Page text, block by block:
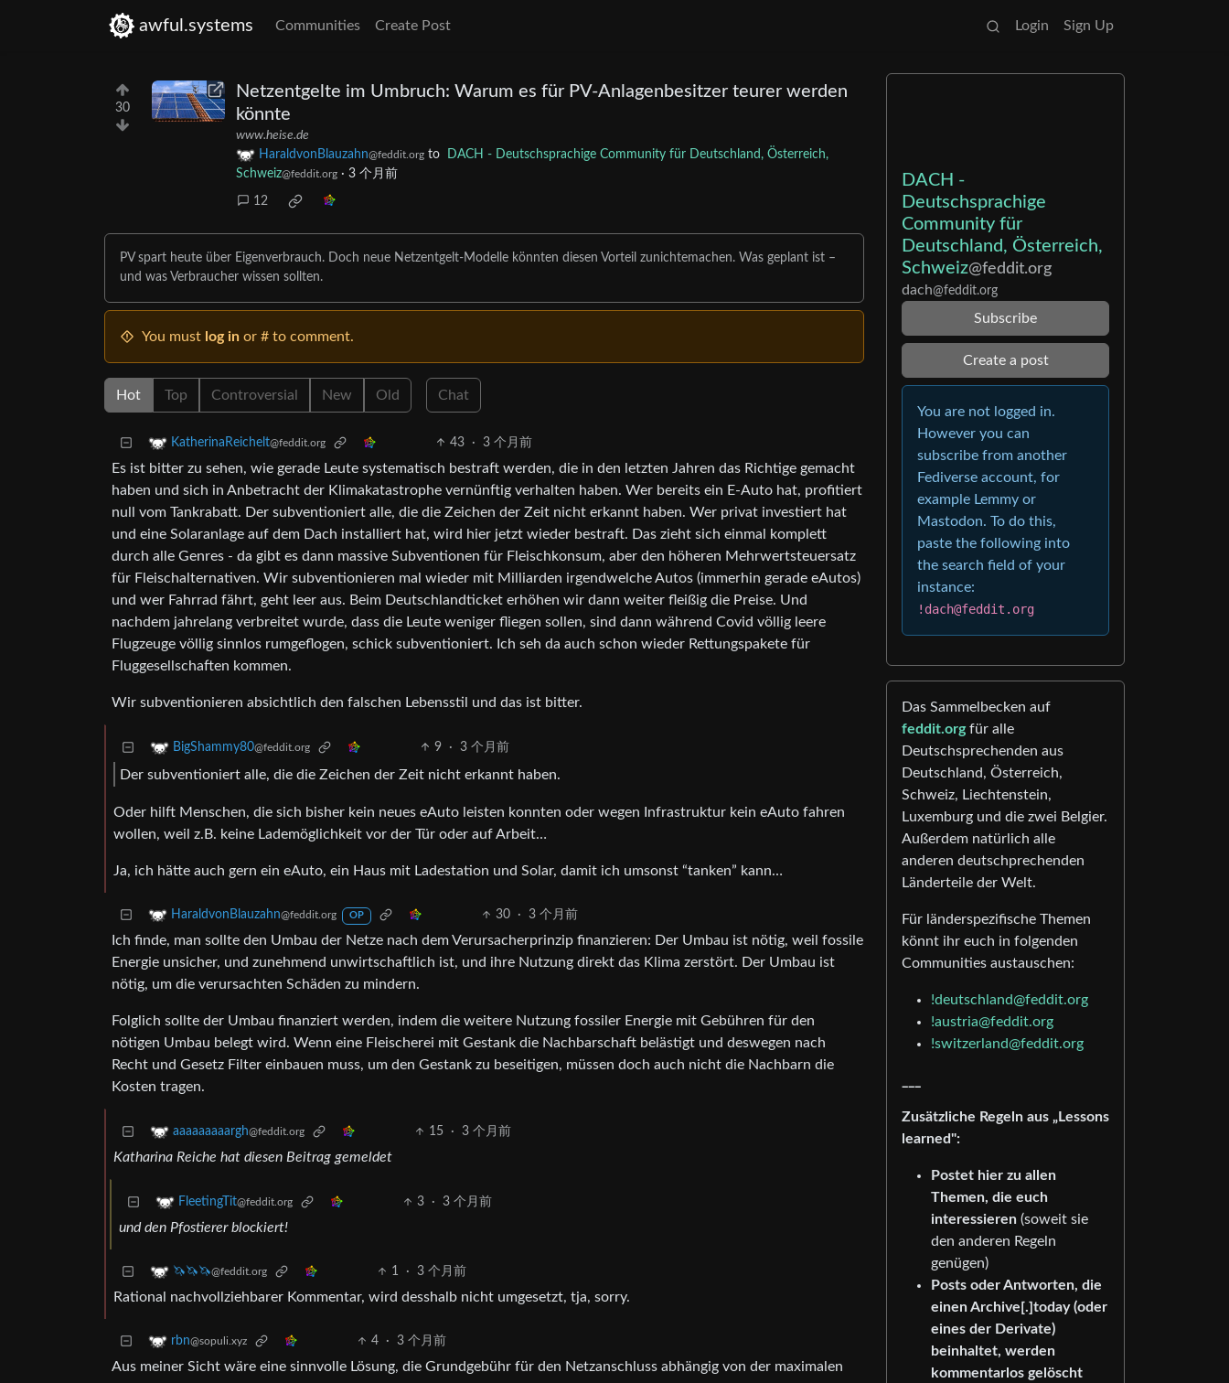
awful.systems Communities Create Post Login Sign Up
30
Netzentgelte im Umbruch: Warum es für PV-Anlagenbesitzer teurer werden
könnte
www.heise.de
HaraldvonBlauzahn@feddit.org to
DACH - Deutschsprachige Community für Deutschland, Österreich,
Schweiz@feddit.org · 3 个月前
12
PV spart heute über Eigenverbrauch. Doch neue Netzentgelt-Modelle könnten diesen Vorteil zunichtemachen. Was geplant ist –
und was Verbraucher wissen sollten.
You must log in or # to comment.
Hot Top Controversial New Old Chat
KatherinaReichelt@feddit.org 43 · 3 个月前
Es ist bitter zu sehen, wie gerade Leute systematisch bestraft werden, die in den letzten Jahren das Richtige gemacht
haben und sich in Anbetracht der Klimakatastrophe vernünftig verhalten haben. Wer bereits ein E-Auto hat, profitiert
null vom Tankrabatt. Der subventioniert alle, die die Zeichen der Zeit nicht erkannt haben. Wer privat investiert hat
und eine Solaranlage auf dem Dach installiert hat, wird hier jetzt wieder bestraft. Das zieht sich einmal komplett
durch alle Genres - da gibt es dann massive Subventionen für Fleischkonsum, aber den höheren Mehrwertsteuersatz
für Fleischalternativen. Wir subventionieren mal wieder mit Milliarden irgendwelche Autos (immerhin gerade eAutos)
und wer Fahrrad fährt, geht leer aus. Beim Deutschlandticket erhöhen wir dann weiter fleißig die Preise. Und
nachdem jahrelang verbreitet wurde, dass die Leute weniger fliegen sollen, sind dann während Covid völlig leere
Flugzeuge völlig sinnlos rumgeflogen, schick subventioniert. Ich seh da auch schon wieder Rettungspakete für
Fluggesellschaften kommen.
Wir subventionieren absichtlich den falschen Lebensstil und das ist bitter.
BigShammy80@feddit.org 9 · 3 个月前
Der subventioniert alle, die die Zeichen der Zeit nicht erkannt haben.
Oder hilft Menschen, die sich bisher kein neues eAuto leisten konnten oder wegen Infrastruktur kein eAuto fahren
wollen, weil z.B. keine Lademöglichkeit vor der Tür oder auf Arbeit…
Ja, ich hätte auch gern ein eAuto, ein Haus mit Ladestation und Solar, damit ich umsonst “tanken” kann…
HaraldvonBlauzahn@feddit.org OP 30 · 3 个月前
Ich finde, man sollte den Umbau der Netze nach dem Verursacherprinzip finanzieren: Der Umbau ist nötig, weil fossile
Energie unsicher, und zunehmend unwirtschaftlich ist, und ihre Nutzung direkt das Klima zerstört. Der Umbau ist
nötig, um die verursachten Schäden zu mindern.
Folglich sollte der Umbau finanziert werden, indem die weitere Nutzung fossiler Energie mit Gebühren für den
nötigen Umbau belegt wird. Wenn eine Fleischerei mit Gestank die Nachbarschaft belästigt und deswegen nach
Recht und Gesetz Filter einbauen muss, um den Gestank zu beseitigen, müssen doch auch nicht die Nachbarn die
Kosten tragen.
aaaaaaaaargh@feddit.org 15 · 3 个月前
Katharina Reiche hat diesen Beitrag gemeldet
FleetingTit@feddit.org 3 · 3 个月前
und den Pfostierer blockiert!
🦄🦄🦄@feddit.org 1 · 3 个月前
Rational nachvollziehbarer Kommentar, wird desshalb nicht umgesetzt, tja, sorry.
rbn@sopuli.xyz 4 · 3 个月前
Aus meiner Sicht wäre eine sinnvolle Lösung, die Grundgebühr für den Netzanschluss abhängig von der maximalen
DACH -
Deutschsprachige
Community für
Deutschland, Österreich,
Schweiz@feddit.org
dach@feddit.org
Subscribe
Create a post
You are not logged in.
However you can
subscribe from another
Fediverse account, for
example Lemmy or
Mastodon. To do this,
paste the following into
the search field of your
instance:
!dach@feddit.org
Das Sammelbecken auf
feddit.orgfür alle
Deutschsprechenden aus
Deutschland, Österreich,
Schweiz, Liechtenstein,
Luxemburg und die zwei Belgier.
Außerdem natürlich alle
anderen deutschprechenden
Länderteile der Welt.
Für länderspezifische Themen
könnt ihr euch in folgenden
Communities austauschen:
!deutschland@feddit.org
!austria@feddit.org
!switzerland@feddit.org
Zusätzliche Regeln aus „Lessons
learned":
Postet hier zu allen
Themen, die euch
interessieren (soweit sie
den anderen Regeln
genügen)
Posts oder Antworten, die
einen Archive[.]today (oder
eines der Derivate)
beinhaltet, werden
kommentarlos gelöscht